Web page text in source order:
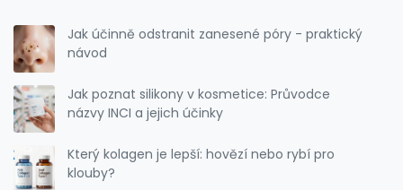
Jak účinně odstranit zanesené póry - praktický
návod
Jak poznat silikony v kosmetice: Průvodce
názvy INCI a jejich účinky
Který kolagen je lepší: hovězí nebo rybí pro
klouby?